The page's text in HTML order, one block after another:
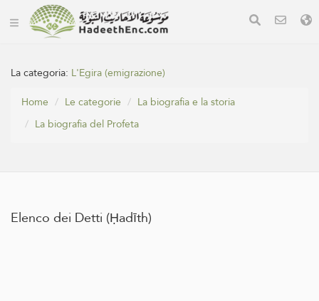
La categoria: L'Egira (emigrazione)
Home
Le categorie
La biografia e la storia
La biografia del Profeta
Elenco dei Detti (Ḥadīth)